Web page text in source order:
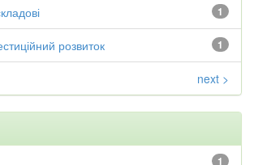
1
1
розвиток
next >
1